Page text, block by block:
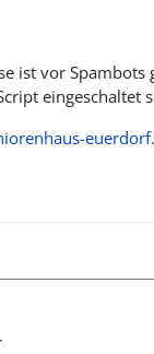
ist vor Spambots
eingeschaltet